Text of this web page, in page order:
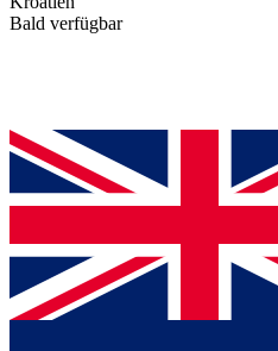
Bald verfügbar